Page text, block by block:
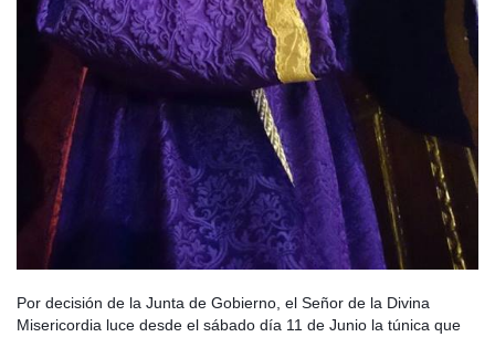
Por decisión de la Junta de Gobierno, el Señor de la Divina
Misericordia luce desde el sábado día 11 de Junio la túnica que